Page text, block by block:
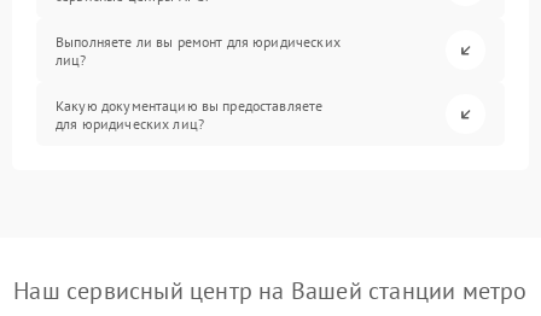
Выполняете ли вы ремонт для юридических
лиц?
Какую документацию вы предоставляете
для юридических лиц?
Наш сервисный центр на Вашей станции метро